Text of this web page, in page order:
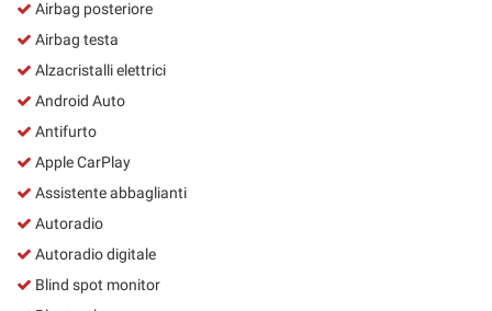
Airbag posteriore
Airbag testa
Alzacristalli elettrici
Android Auto
Antifurto
Apple CarPlay
Assistente abbaglianti
Autoradio
Autoradio digitale
Blind spot monitor